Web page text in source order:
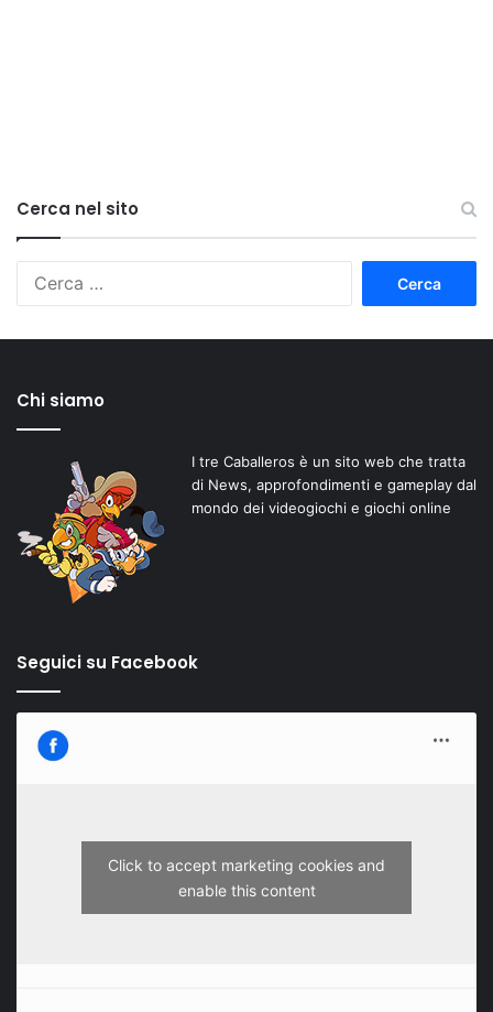
Cerca nel sito
Chi siamo
I tre Caballeros è un sito web che tratta
di News, approfondimenti e gameplay dal
mondo dei videogiochi e giochi online
Seguici su Facebook
Click to accept marketing cookies and
enable this content